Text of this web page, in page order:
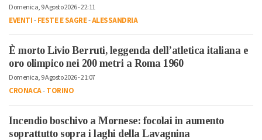
Domenica, 9 Agosto 2026 - 22:11
EVENTI-FESTE E SAGRE-ALESSANDRIA
È morto Livio Berruti, leggenda dell’atletica italiana e
oro olimpico nei 200 metri a Roma 1960
Domenica, 9 Agosto 2026 - 21:07
CRONACA-TORINO
Incendio boschivo a Mornese: focolai in aumento
soprattutto sopra i laghi della Lavagnina